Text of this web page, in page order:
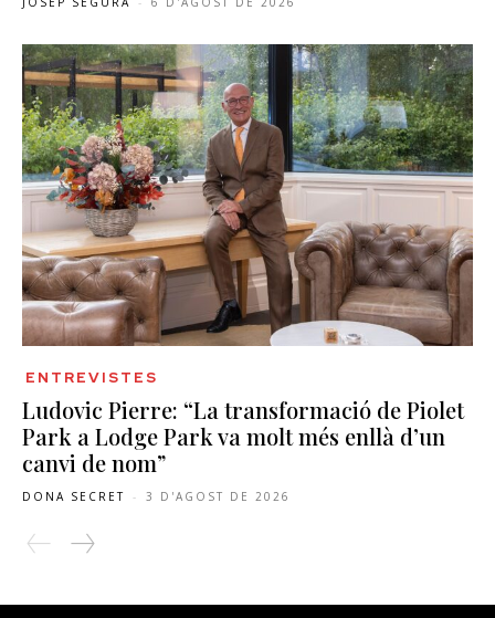
ENTREVISTES
Ludovic Pierre: “La transformació de Piolet
Park a Lodge Park va molt més enllà d’un
canvi de nom”
DONA SECRET - 3 D'AGOST DE 2026